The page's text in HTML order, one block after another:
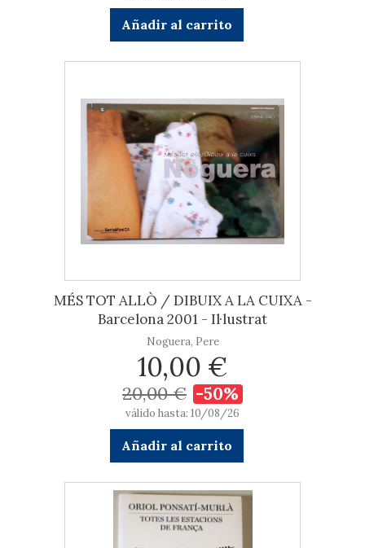
Añadir al carrito
MÉS TOT ALLÒ / DIBUIX A LA CUIXA -
Barcelona 2001 - Il·lustrat
Noguera, Pere
10,00 €
20,00 € -50%
válido hasta: 10/08/26
Añadir al carrito